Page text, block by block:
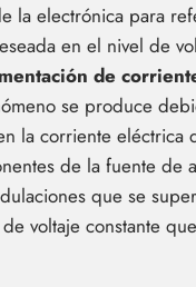
la electrónica para
en el nivel de
de
se produce
la corriente eléctrica
de la fuente de
que se
voltaje constante